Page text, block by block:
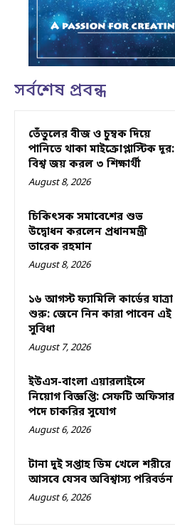
সর্বশেষ প্রবন্ধ
তেঁতুলের বীজ ও চুম্বক দিয়ে
পানিতে থাকা মাইক্রোপ্লাস্টিক দূর:
বিশ্ব জয় করল ৩ শিক্ষার্থী
August 8, 2026
চিকিৎসক সমাবেশের শুভ
উদ্বোধন করলেন প্রধানমন্ত্রী
তারেক রহমান
August 8, 2026
১৬ আগস্ট ফ্যামিলি কার্ডের যাত্রা
শুরু: জেনে নিন কারা পাবেন এই
সুবিধা
August 7, 2026
ইউএস-বাংলা এয়ারলাইন্সে
নিয়োগ বিজ্ঞপ্তি: সেফটি অফিসার
পদে চাকরির সুযোগ
August 6, 2026
টানা দুই সপ্তাহ ডিম খেলে শরীরে
আসবে যেসব অবিশ্বাস্য পরিবর্তন
August 6, 2026